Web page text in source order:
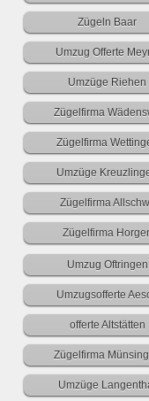
Zügeln Baar
Umzug Offerte
Umzüge Riehen
Zügelfirma
Zügelfirma
Umzüge
Zügelfirma
Zügelfirma
Umzug Oftringen
Umzugsofferte
offerte Altstätten
Zügelfirma
Umzüge